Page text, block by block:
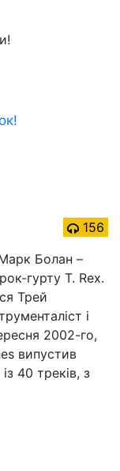
156
Болан –
гурту T. Rex.
Трей
і
2002-го,
випустив
40 треків, з